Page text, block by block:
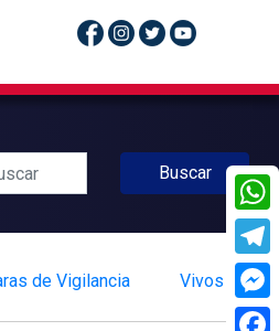
Buscar
de Vigilancia Vivos